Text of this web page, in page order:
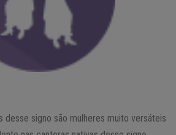
desse signo são mulheres muito versáteis